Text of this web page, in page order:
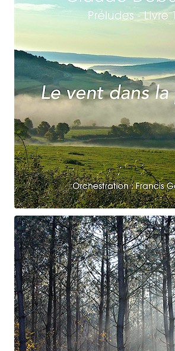
Les fées ...
Claude Debussy
Le vent dans la plaine